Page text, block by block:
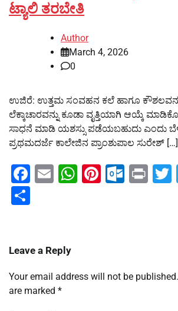
ಟ್ಯಾಲಿ ತರಬೇತಿ
Author
March 4, 2026
0
ಉಜಿರೆ: ಉತ್ತಮ ಸಂವಹನ ಕಲೆ ಹಾಗೂ
ಲೆಕ್ಕಾಚಾರವನ್ನು ಕೂಡಾ ವೃತ್ತಿಯಾಗಿ ಆಯ್ಕೆ
ಸಾಧನೆ ಮಾಡಿ ಯಶಸ್ಸು ಪಡೆಯಬಹುದು ಎಂದು
ಪ್ರಥಮದರ್ಜೆ ಕಾಲೇಜಿನ ಪ್ರಾಂಶುಪಾಲ ಸುರೇಶ್ […]
Facebook
EmailWhatsApp
Pinterest
Leave a Reply
Your email address will not be published.
are marked *